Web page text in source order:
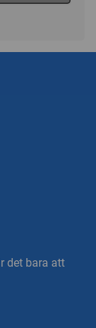
det bara att